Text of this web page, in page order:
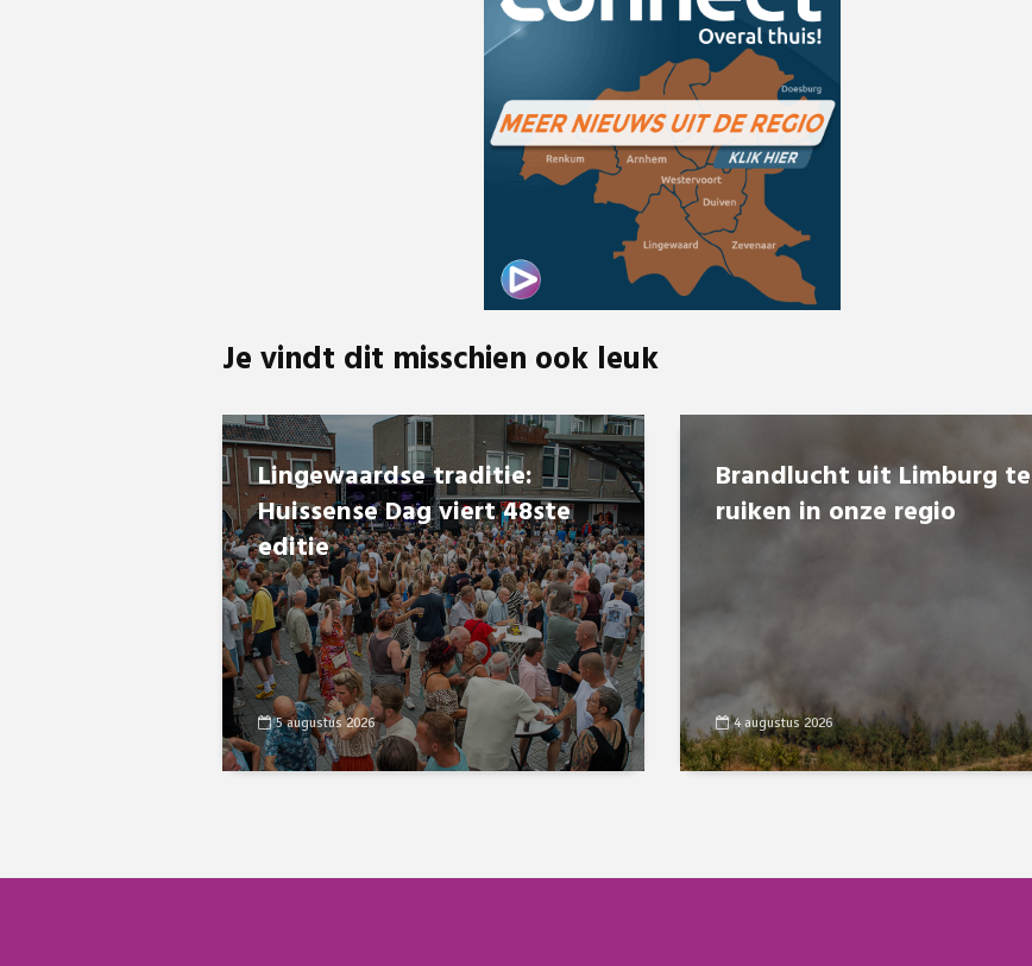
Je vindt dit misschien ook leuk
Lingewaardse traditie:
Huissense Dag viert 48ste
editie
5 augustus 2026
Brandlucht uit Limburg te
ruiken in onze regio
4 augustus 2026